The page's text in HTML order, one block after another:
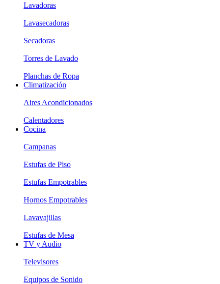
Lavadoras
Lavasecadoras
Secadoras
Torres de Lavado
Planchas de Ropa
Climatización
Aires Acondicionados
Calentadores
Cocina
Campanas
Estufas de Piso
Estufas Empotrables
Hornos Empotrables
Lavavajillas
Estufas de Mesa
TV y Audio
Televisores
Equipos de Sonido